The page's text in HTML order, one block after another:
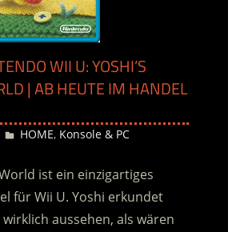
WII U: YOSHI’S
| AB HEUTE IM HANDEL
Desiree
HOME, Konsole & PC
ist ein einzigartiges
für Wii U. Yoshi erkundet
aussehen, als wären